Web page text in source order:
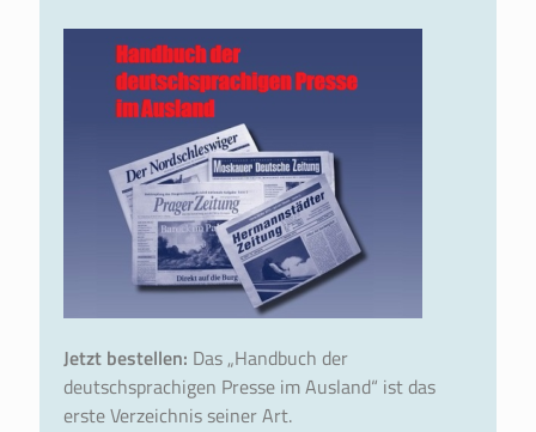
Jetzt bestellen: Das „Handbuch der
deutschsprachigen Presse im Ausland“ ist das
erste Verzeichnis seiner Art.